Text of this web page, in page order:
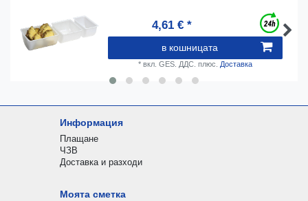
4,61 € *
в кошницата
* вкл. GES. ДДС. плюс. Доставка
Информация
Плащане
ЧЗВ
Доставка и разходи
Моята сметка